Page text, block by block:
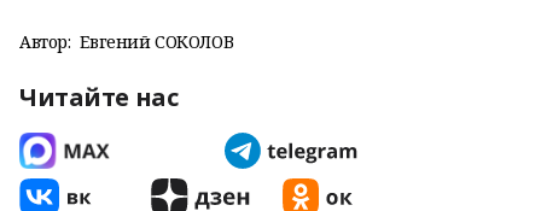
Автор: Евгений СОКОЛОВ
Читайте нас